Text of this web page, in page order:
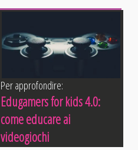
Per approfondire:
Edugamers for kids 4.0:
come educare ai
videogiochi